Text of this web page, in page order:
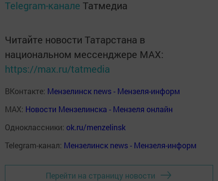
Telegram-канале Татмедиа
Читайте новости Татарстана в
национальном мессенджере MАХ:
https://max.ru/tatmedia
ВКонтакте: Мензелинск news - Мензеля-информ
MAX: Новости Мензелинска - Мензеля онлайн
Одноклассники: ok.ru/menzelinsk
Telegram-канал: Мензелинск news - Мензеля-информ
Перейти на страницу новости